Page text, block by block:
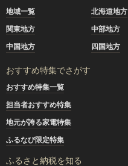
地域一覧 北海道地方
関東地方
中部地方
中国地方
四国地方
おすすめ特集でさがす
おすすめ特集一覧
担当者おすすめ特集
地元が誇る家電特集
ふるなび限定特集
ふるさと納税を知る